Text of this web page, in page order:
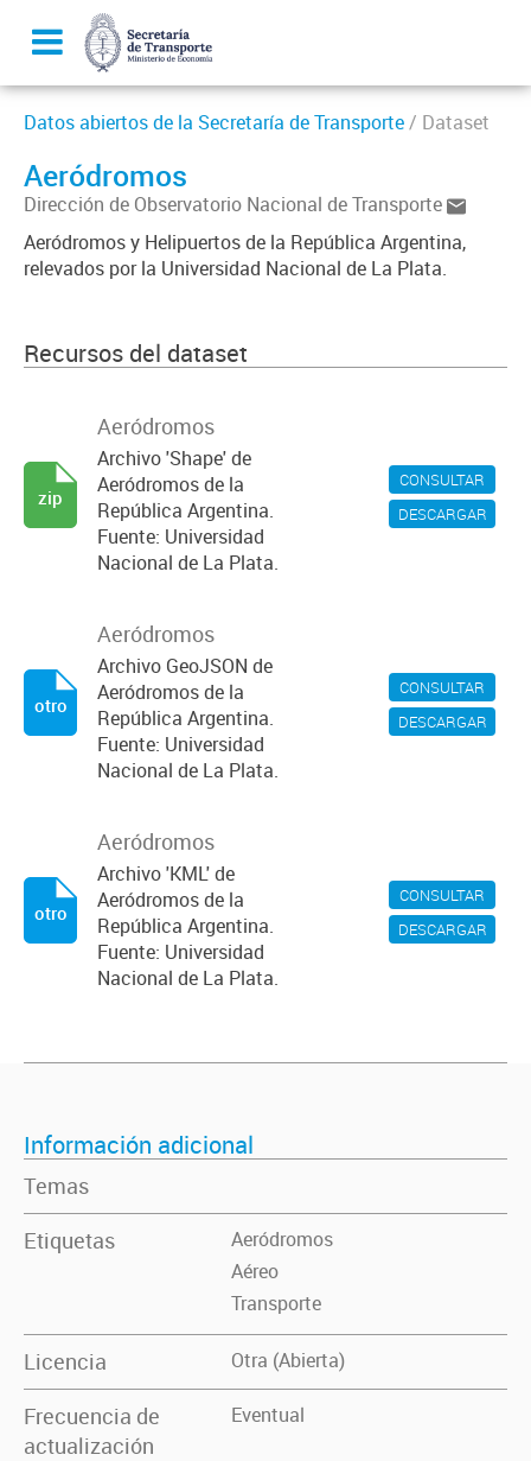
Datos abiertos de la Secretaría de Transporte/ Dataset
Aeródromos
Dirección de Observatorio Nacional de Transporte
Aeródromos y Helipuertos de la República Argentina,
relevados por la Universidad Nacional de La Plata.
Recursos del dataset
CONSULTAR
DESCARGAR
Aeródromos
Archivo 'Shape' de
Aeródromos de la
República Argentina.
Fuente: Universidad
Nacional de La Plata.
zip
CONSULTAR
DESCARGAR
Aeródromos
Archivo GeoJSON de
Aeródromos de la
República Argentina.
Fuente: Universidad
Nacional de La Plata.
otro
CONSULTAR
DESCARGAR
Aeródromos
Archivo 'KML' de
Aeródromos de la
República Argentina.
Fuente: Universidad
Nacional de La Plata.
otro
Información adicional
Temas
Etiquetas
Aeródromos
Aéreo
Transporte
Licencia Otra (Abierta)
Frecuencia de
actualización
Eventual